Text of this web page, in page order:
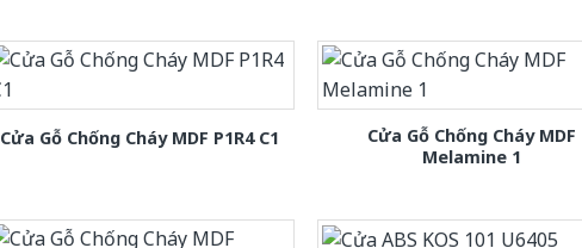
Cửa Gỗ Chống Cháy MDF P1R4 C1
Cửa Gỗ Chống Cháy MDF
Melamine 1